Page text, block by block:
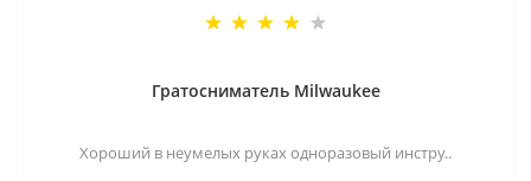
Гратосниматель Milwaukee
Хороший в неумелых руках одноразовый инстру..